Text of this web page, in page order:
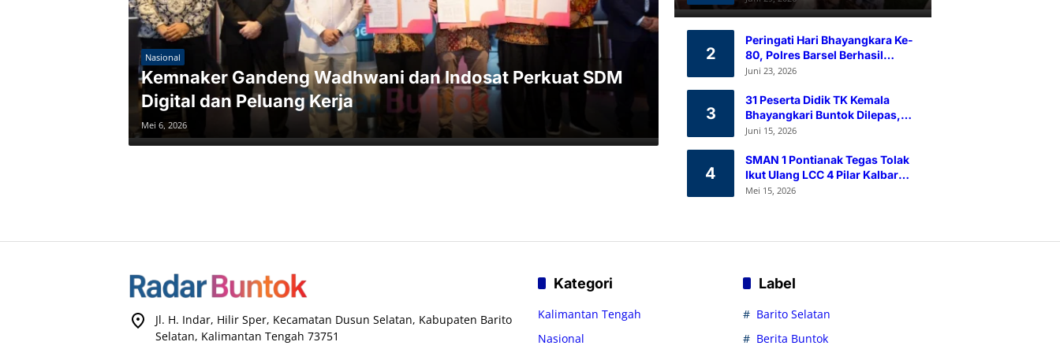
Nasional
Kemnaker Gandeng Wadhwani dan Indosat Perkuat SDM
Digital dan Peluang Kerja
Mei 6, 2026
Ramah Lingkungan
2
Peringati Hari Bhayangkara Ke-
80, Polres Barsel Berhasil
Himpun 80 Kantong Darah
Juni 23, 2026
3
31 Peserta Didik TK Kemala
Bhayangkari Buntok Dilepas,
Kapolres Barsel Tekankan
Juni 15, 2026
4
SMAN 1 Pontianak Tegas Tolak
Ikut Ulang LCC 4 Pilar Kalbar
2026
Mei 15, 2026
Jl. H. Indar, Hilir Sper, Kecamatan Dusun Selatan, Kabupaten Barito
Selatan, Kalimantan Tengah 73751
Kategori
Kalimantan Tengah
Nasional
Label
Barito Selatan
Berita Buntok